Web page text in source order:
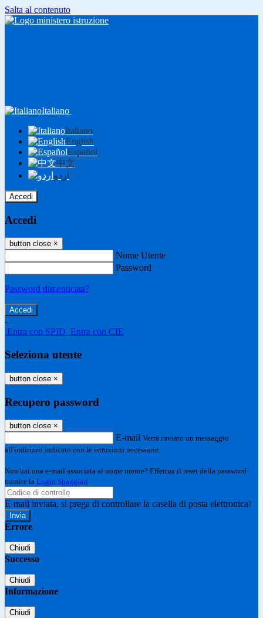
Salta al contenuto
Italiano
Italiano
English
Español
中文
اردو
Accedi
Accedi
button close ×
Nome Utente
Password
Password dimenticata?
-
Entra con SPID Entra con CIE
Seleziona utente
button close ×
Recupero password
button close ×
E-mail Verrà inviato un messaggio
all'indirizzo indicato con le istruzioni necessarie.
Non hai una e-mail associata al nome utente? Effettua il reset della password
tramite la Login Spaggiari
E-mail inviata, si prega di controllare la casella di posta elettronica!
Errore
Chiudi
Successo
Chiudi
Informazione
Chiudi